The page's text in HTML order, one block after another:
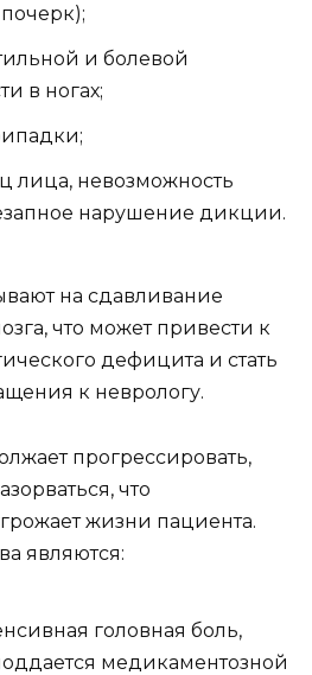
и болевой
в ногах;
невозможность
нарушение дикции.
на сдавливание
что может привести к
дефицита и стать
к неврологу.
прогрессировать,
что
жизни пациента.
являются:
головная боль,
медикаментозной